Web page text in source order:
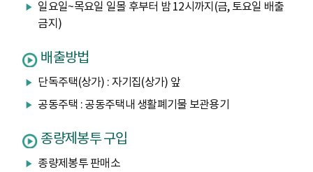
일요일~목요일 일몰 후부터 밤 12시까지(금, 토요일 배출
금지)
배출방법
단독주택(상가) : 자기집(상가) 앞
공동주택 : 공동주택내 생활폐기물 보관용기
종량제봉투 구입
종량제봉투 판매소